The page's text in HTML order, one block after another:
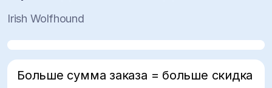
Irish Wolfhound
Больше сумма заказа = больше скидка